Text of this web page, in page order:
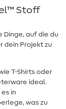
Stoff
Dinge, auf die du
dein Projekt zu
T-Shirts oder
ideal.
in
was zu